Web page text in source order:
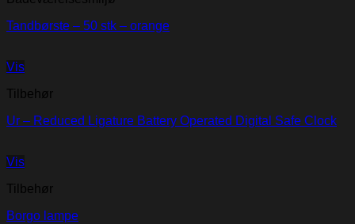
Tandbørste – 50 stk – orange
Vis
Tilbehør
Ur – Reduced Ligature Battery Operated Digital Safe Clock
Vis
Tilbehør
Borgo lampe